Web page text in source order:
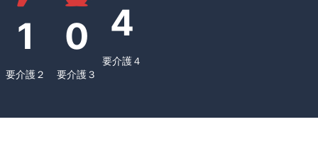
1
要介護２
0
要介護３
4
要介護４